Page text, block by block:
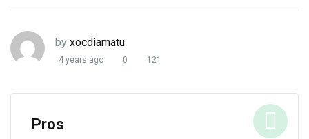
by xocdiamatu
4 years ago 0 121
Pros